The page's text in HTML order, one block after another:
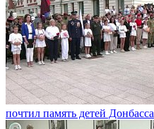
почтил память детей Донбасса